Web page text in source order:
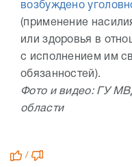
возбуждено
(применение
или здоровья в
с исполнением им
обязанностей).
Фото и видео: ГУ
области
/